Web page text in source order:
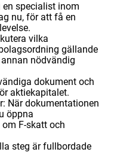
en specialist inom
nu, för att få en
vilka
gällande
nödvändig
dokument och
aktiekapitalet.
När dokumentationen
öppna
F-skatt och
steg är fullbordade